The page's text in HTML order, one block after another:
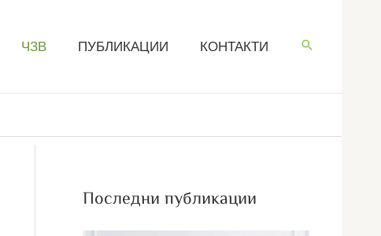
ЧЗВ ПУБЛИКАЦИИ КОНТАКТИ
Последни публикации